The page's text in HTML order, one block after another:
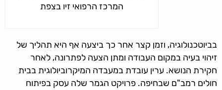
המרכז הרפואי זיו בצפת
בביוטכנולוגיה, וזמן קצר אחר כך ביצעה אף היא תהליך של
זיהוי בעיה במקום העבודה ומתן הצעה לפתרונה, לאחר
חקירת הנושא. ערין עובדת במעבדה המיקרוביולוגית בבית
חולים רמב"ם שבחיפה. פרויקט הגמר שלה עסק בפיתוח